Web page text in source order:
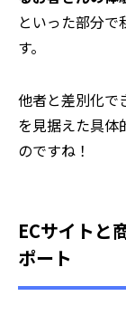
といった部分で
す。
⸺他者と差別化
を見据えた具体
のですね！
ECサイトと
ポート